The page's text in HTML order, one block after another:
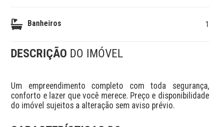
Banheiros 1
DESCRIÇÃO DO IMÓVEL
Um empreendimento completo com toda segurança,
conforto e lazer que você merece. Preço e disponibilidade
do imóvel sujeitos a alteração sem aviso prévio.